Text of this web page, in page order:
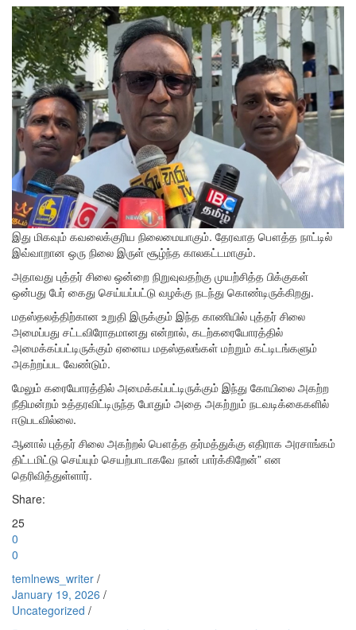
இது மிகவும் கவலைக்குரிய நிலைமையாகும். தேரவாத பௌத்த நாட்டில்
இவ்வாறான ஒரு நிலை இருள் சூழ்ந்த காலகட்டமாகும்.
அதாவது புத்தர் சிலை ஒன்றை நிறுவுவதற்கு முயற்சித்த பிக்குகள்
ஒன்பது பேர் கைது செய்யப்பட்டு வழக்கு நடந்து கொண்டிருக்கிறது.
மதஸ்தலத்திற்கான உறுதி இருக்கும் இந்த காணியில் புத்தர் சிலை
அமைப்பது சட்டவிரோதமானது என்றால், கடற்கரையோரத்தில்
அமைக்கப்பட்டிருக்கும் ஏனைய மதஸ்தலங்கள் மற்றும் கட்டிடங்களும்
அகற்றப்பட வேண்டும்.
மேலும் கரையோரத்தில் அமைக்கப்பட்டிருக்கும் இந்து கோயிலை அகற்ற
நீதிமன்றம் உத்தரவிட்டிருந்த போதும் அதை அகற்றும் நடவடிக்கைகளில்
ஈடுபடவில்லை.
ஆனால் புத்தர் சிலை அகற்றல் பௌத்த தர்மத்துக்கு எதிராக அரசாங்கம்
திட்டமிட்டு செய்யும் செயற்பாடாகவே நான் பார்க்கிறேன்” என
தெரிவித்துள்ளார்.
Share:
25
0
0
temlnews_writer /
January 19, 2026 /
Uncategorized /